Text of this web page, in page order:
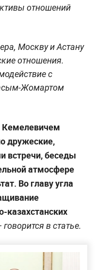
отношений
Москву и Астану
отношения.
с
Жомартом
дружеские,
встречи, беседы
атмосфере
Во главу угла
казахстанских
говорится в статье.